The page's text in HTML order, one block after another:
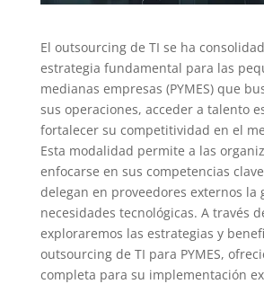
El outsourcing de TI se ha
estrategia fundamental para las
medianas empresas (PYMES) que
sus operaciones, acceder a talento
fortalecer su competitividad en el
Esta modalidad permite a las
enfocarse en sus competencias
delegan en proveedores externos la
necesidades tecnológicas. A través
exploraremos las estrategias y
outsourcing de TI para PYMES,
completa para su implementación